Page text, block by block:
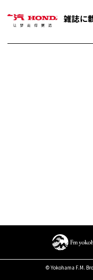
雑誌に
© Yokohama F.M.